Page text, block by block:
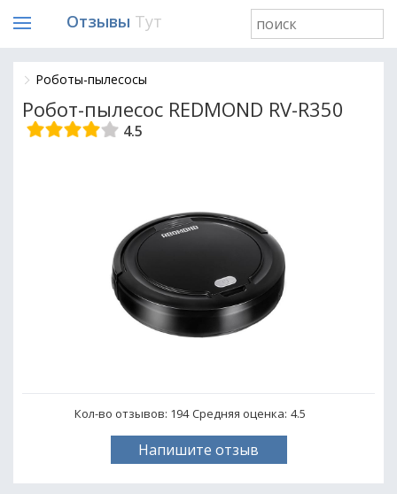
Отзывы Тут
Роботы-пылесосы
Робот-пылесос REDMOND RV-R350
4.5
Кол-во отзывов: 194 Средняя оценка: 4.5
Напишите отзыв